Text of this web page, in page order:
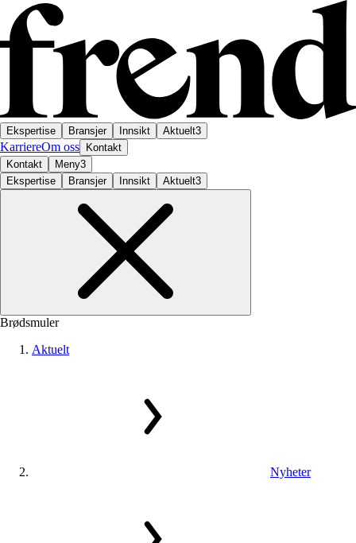
Ekspertise Bransjer Innsikt Aktuelt3
KarriereOm oss
Kontakt
Kontakt
Meny3
Ekspertise
Bransjer Innsikt Aktuelt3
Brødsmuler
Aktuelt
Nyheter